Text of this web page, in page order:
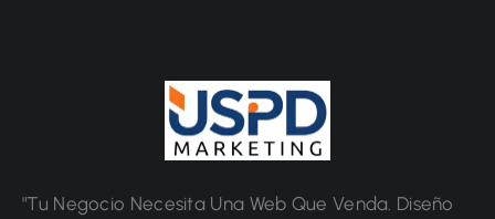
"Tu Negocio Necesita Una Web Que Venda. Diseño